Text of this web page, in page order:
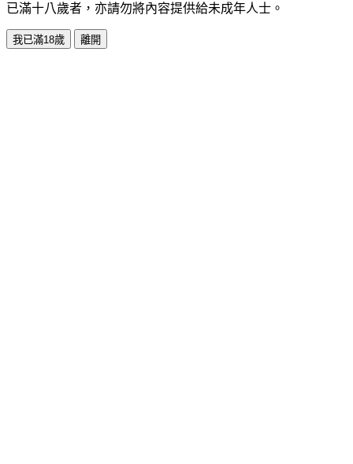
已滿十八歲者，亦請勿將內容提供給未成年人士。
我已滿18歲 離開